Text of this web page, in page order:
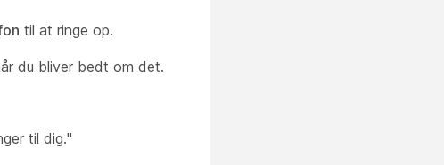
til at ringe op.
du bliver bedt om det.
til dig."